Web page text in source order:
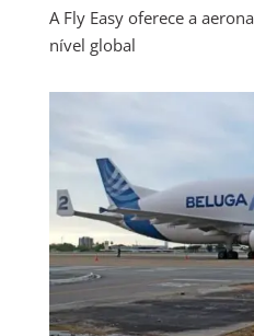
A Fly Easy oferece a
nível global